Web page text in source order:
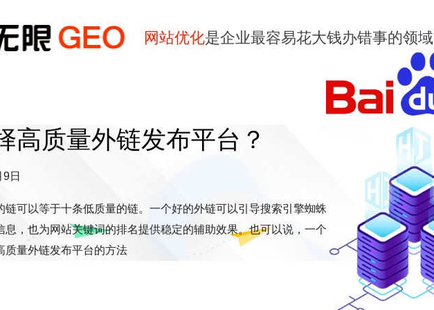
网站优化是企业最容易花大钱办错事的领域
高质量外链发布平台？
日
链可以等于十条低质量的链。一个好的外链可以引导搜索引擎蜘蛛
息，也为网站关键词的排名提供稳定的辅助效果。也可以说，一个
质量外链发布平台的方法